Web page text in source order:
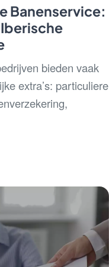
Banenservice:
bieden vaak
extra’s: particuliere